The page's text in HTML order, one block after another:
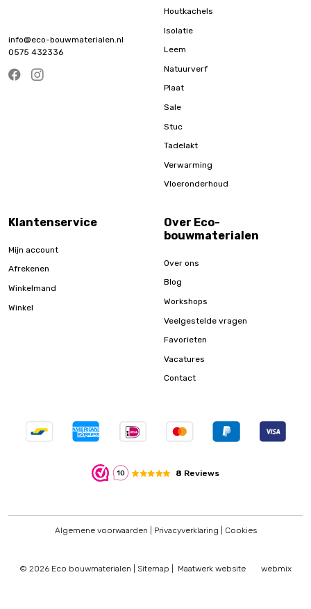
info@eco-bouwmaterialen.nl
0575 432336
Houtkachels
Isolatie
Leem
Natuurverf
Plaat
Sale
Stuc
Tadelakt
Verwarming
Vloeronderhoud
Klantenservice
Mijn account
Afrekenen
Winkelmand
Winkel
Over Eco-
bouwmaterialen
Over ons
Blog
Workshops
Veelgestelde vragen
Favorieten
Vacatures
Contact
10 8 Reviews
© 2026 Eco bouwmaterialen | Sitemap Maatwerk website webmix
Algemene voorwaarden Privacyverklaring Cookies